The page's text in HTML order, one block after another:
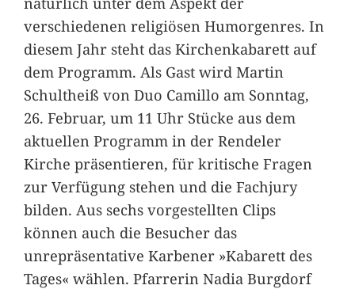
verschiedenen religiösen Humorgenres. In
diesem Jahr steht das Kirchenkabarett auf
dem Programm. Als Gast wird Martin
Schultheiß von Duo Camillo am Sonntag,
26. Februar, um 11 Uhr Stücke aus dem
aktuellen Programm in der Rendeler
Kirche präsentieren, für kritische Fragen
zur Verfügung stehen und die Fachjury
bilden. Aus sechs vorgestellten Clips
können auch die Besucher das
unrepräsentative Karbener »Kabarett des
Tages« wählen. Pfarrerin Nadia Burgdorf